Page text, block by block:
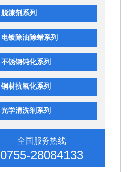
脱漆剂系列
电镀除油除蜡系列
不锈钢钝化系列
铜材抗氧化系列
光学清洗剂系列
全国服务热线
0755-28084133